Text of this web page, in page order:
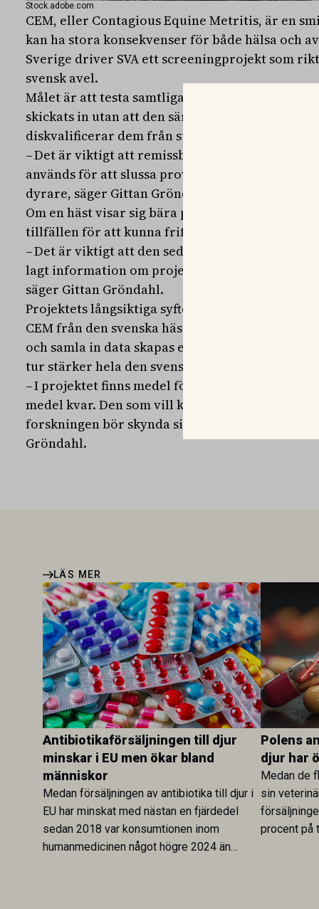
Stock.adobe.com
CEM, eller Contagious Equine Metritis, är en
kan ha stora konsekvenser för både hälsa och
Sverige driver SVA ett screeningprojekt som
svensk avel.
Målet är att testa samtliga avelsdjur under året.
skickats in utan att den särskilda
diskvalificerar dem från subventionen.
– Det är viktigt att remissblanketten för CEM
används för att slussa proverna rätt. Med fel
dyrare, säger Gittan Gröndahl, tf statsveterinär
Om en häst visar sig bära på bakterien
tillfällen för att kunna friförklaras. Men
– Det är viktigt att den sedan inte återsmittas
lagt information om projektet på SVA:s
säger Gittan Gröndahl.
Projektets långsiktiga syfte är att övervaka,
CEM från den svenska hästpopulationen.
och samla in data skapas ett starkare underlag
tur stärker hela den svenska hästnäringen.
– I projektet finns medel för analys av 1 000
medel kvar. Den som vill kunna testa för CEM
forskningen bör skynda sig. Och använda rätt
Gröndahl.
LÄS MER
Antibiotikaförsäljningen till djur
minskar i EU men ökar bland
människor
Medan försäljningen av antibiotika till djur i
EU har minskat med nästan en fjärdedel
sedan 2018 var konsumtionen inom
humanmedicinen något högre 2024 än
Polens
djur har
Medan de
sin
procent på